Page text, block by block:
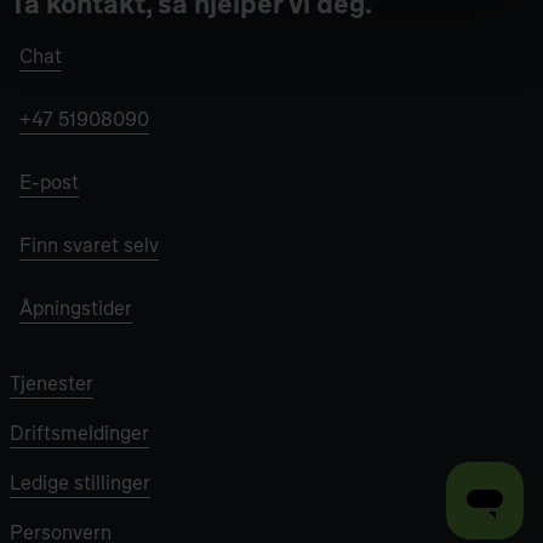
Chat
+47 51908090
E-post
Finn svaret selv
Åpningstider
Tjenester
Driftsmeldinger
Ledige stillinger
Personvern